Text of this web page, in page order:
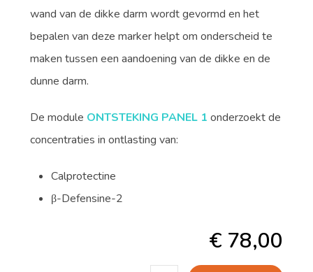
wand van de dikke darm wordt gevormd en het
bepalen van deze marker helpt om onderscheid te
maken tussen een aandoening van de dikke en de
dunne darm.
De module ONTSTEKING PANEL 1 onderzoekt de
concentraties in ontlasting van:
Calprotectine
β-Defensine-2
€ 78,00